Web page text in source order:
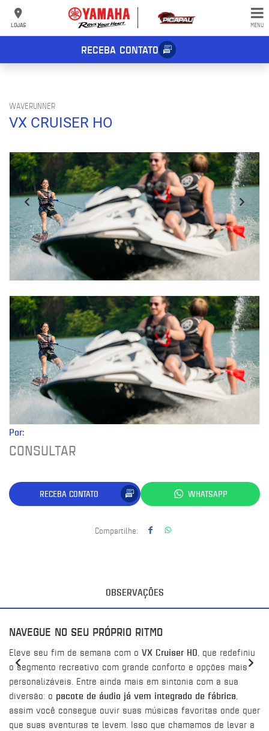
LOJAS MENU
RECEBA CONTATO
WAVERUNNER
VX CRUISER HO
Por:
CONSULTAR
RECEBA CONTATO WHATSAPP
Compartilhe:
OBSERVAÇÕES
NAVEGUE NO SEU PRÓPRIO RITMO
Eleve seu fim de semana com o VX Cruiser HO , que redefiniu
o segmento recreativo com grande conforto e opções mais
personalizáveis. Entre ainda mais em sintonia com a sua
diversão: o pacote de áudio já vem integrado de fábrica
assim você consegue ouvir suas músicas favoritas onde quer
que suas aventuras te levem. Isso que chamamos de levar a